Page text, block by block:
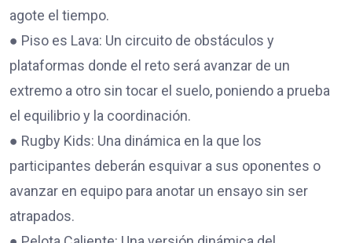
agote el tiempo.
● Piso es Lava: Un circuito de obstáculos y
plataformas donde el reto será avanzar de un
extremo a otro sin tocar el suelo, poniendo a prueba
el equilibrio y la coordinación.
● Rugby Kids: Una dinámica en la que los
participantes deberán esquivar a sus oponentes o
avanzar en equipo para anotar un ensayo sin ser
atrapados.